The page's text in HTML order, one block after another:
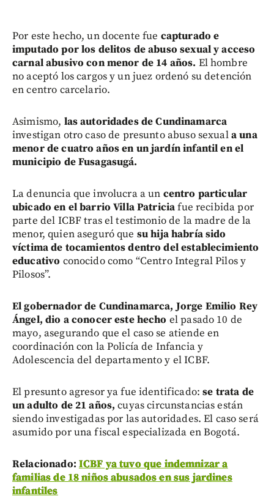
Por este hecho, un docente fue capturado e
imputado por los delitos de abuso sexual y acceso
carnal abusivo con menor de 14 años. El hombre
no aceptó los cargos y un juez ordenó su detención
en centro carcelario.
Asimismo, las autoridades de Cundinamarca
investigan otro caso de presunto abuso sexuala una
menor de cuatro años en un jardín infantil en el
municipio de Fusagasugá.
La denuncia que involucra a un centro particular
ubicado en el barrio Villa Patriciafue recibida por
parte del ICBF tras el testimonio de la madre de la
menor, quien aseguró que su hija habría sido
víctima de tocamientos dentro del establecimiento
educativo conocido como “Centro Integral Pilos y
Pilosos”.
El gobernador de Cundinamarca, Jorge Emilio Rey
Ángel, dio a conocer este hecho el pasado 10 de
mayo, asegurando que el caso se atiende en
coordinación con la Policía de Infancia y
Adolescencia del departamento y el ICBF.
El presunto agresor ya fue identificado:se trata de
un adulto de 21 años,cuyas circunstancias están
siendo investigadas por las autoridades. El caso será
asumido por una fiscal especializada en Bogotá.
Relacionado: ICBF ya tuvo que indemnizar a
familias de 18 niños abusados en sus jardines
infantiles